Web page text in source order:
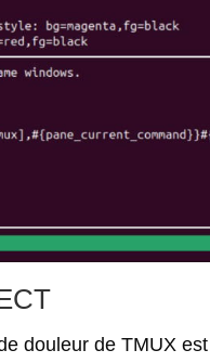
douleur de TMUX